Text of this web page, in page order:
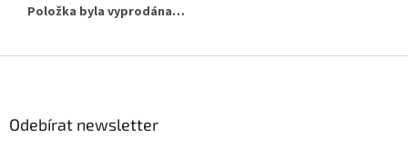
Položka byla vyprodána…
Odebírat newsletter